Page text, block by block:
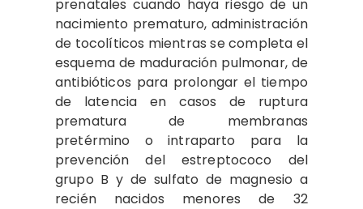
prenatales cuando haya riesgo de un
nacimiento prematuro, administración
de tocolíticos mientras se completa el
esquema de maduración pulmonar, de
antibióticos para prolongar el tiempo
de latencia en casos de ruptura
prematura de membranas
pretérmino o intraparto para la
prevención del estreptococo del
grupo B y de sulfato de magnesio a
recién nacidos menores de 32